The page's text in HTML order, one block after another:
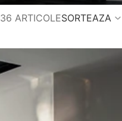
36 ARTICOLESORTEAZA